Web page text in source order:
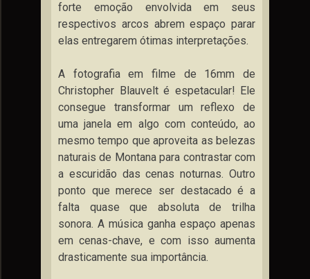
forte emoção envolvida em seus
respectivos arcos abrem espaço parar
elas entregarem ótimas interpretações.
A fotografia em filme de 16mm de
Christopher Blauvelt é espetacular! Ele
consegue transformar um reflexo de
uma janela em algo com conteúdo, ao
mesmo tempo que aproveita as belezas
naturais de Montana para contrastar com
a escuridão das cenas noturnas. Outro
ponto que merece ser destacado é a
falta quase que absoluta de trilha
sonora. A música ganha espaço apenas
em cenas-chave, e com isso aumenta
drasticamente sua importância.